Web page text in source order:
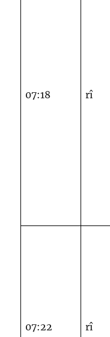
07:18 rî
07:22 rî